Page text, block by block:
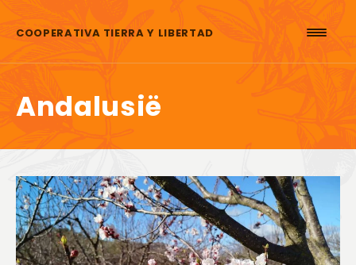
COOPERATIVA TIERRA Y LIBERTAD
Andalusië